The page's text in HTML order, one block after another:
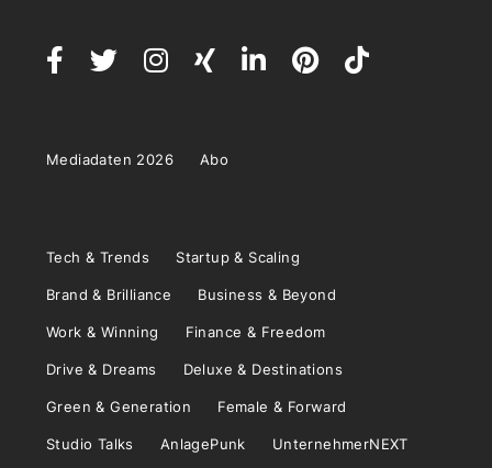
Mediadaten 2026 Abo
Tech & Trends Startup & Scaling
Brand & Brilliance Business & Beyond
Work & Winning Finance & Freedom
Drive & Dreams Deluxe & Destinations
Green & Generation Female & Forward
Studio Talks AnlagePunk UnternehmerNEXT